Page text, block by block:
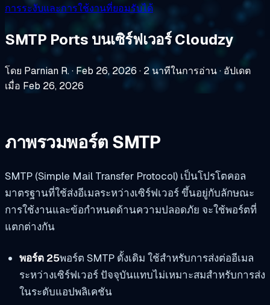
การระงับและการใช้งานที่ยอมรับได้
SMTP Ports บนเซิร์ฟเวอร์ Cloudzy
โดย Parnian R.· Feb 26, 2026 · 2 นาทีในการอ่าน· อัปเดต
เมื่อ Feb 26, 2026
ภาพรวมพอร์ต SMTP
SMTP (Simple Mail Transfer Protocol) เป็นโปรโตคอล
มาตรฐานที่ใช้ส่งอีเมลระหว่างเซิร์ฟเวอร์ ขึ้นอยู่กับลักษณะ
การใช้งานและข้อกำหนดด้านความปลอดภัย จะใช้พอร์ตที่
แตกต่างกัน
พอร์ต 25พอร์ต SMTP ดั้งเดิม ใช้สำหรับการส่งต่ออีเมล
ระหว่างเซิร์ฟเวอร์ ปัจจุบันแทบไม่เหมาะสมสำหรับการส่ง
ในระดับแอปพลิเคชัน